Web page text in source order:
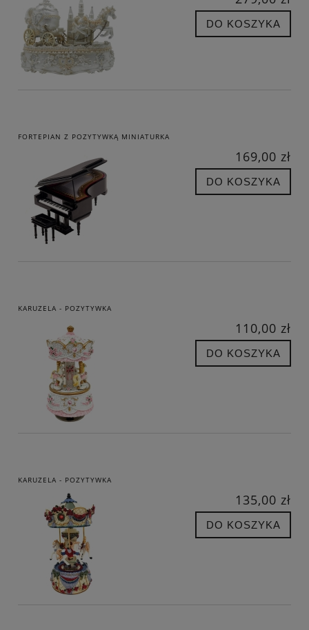
DO KOSZYKA
FORTEPIAN Z POZYTYWKĄ MINIATURKA
169,00 zł
DO KOSZYKA
KARUZELA - POZYTYWKA
110,00 zł
DO KOSZYKA
KARUZELA - POZYTYWKA
135,00 zł
DO KOSZYKA